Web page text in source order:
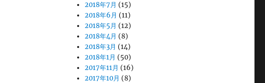
2018年7月 (15)
2018年6月 (11)
2018年5月 (12)
2018年4月 (8)
2018年3月 (14)
2018年1月 (50)
2017年11月 (16)
2017年10月 (8)